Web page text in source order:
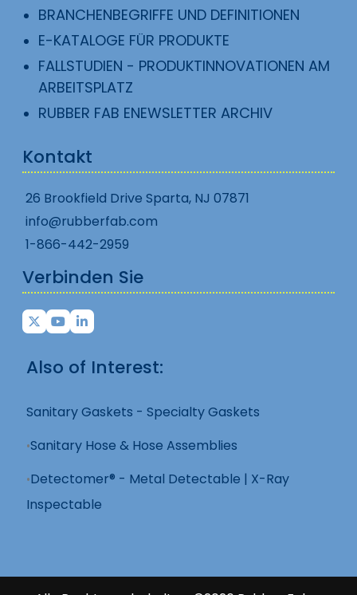
BRANCHENBEGRIFFE UND DEFINITIONEN
E-KATALOGE FÜR PRODUKTE
FALLSTUDIEN - PRODUKTINNOVATIONEN AM
ARBEITSPLATZ
RUBBER FAB ENEWSLETTER ARCHIV
Kontakt
26 Brookfield Drive Sparta, NJ 07871
info@rubberfab.com
1-866-442-2959
Verbinden Sie
Also of Interest:
Sanitary Gaskets - Specialty Gaskets
Sanitary Hose & Hose Assemblies
Detectomer® - Metal Detectable | X-Ray
Inspectable